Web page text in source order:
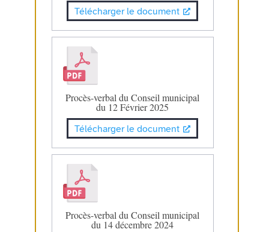
Télécharger le document
Procès-verbal du Conseil municipal
du 12 Février 2025
Télécharger le document
Procès-verbal du Conseil municipal
du 14 décembre 2024